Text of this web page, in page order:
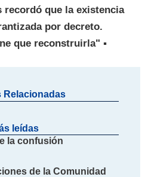
recordó que la existencia
por decreto.
que reconstruirla" ▪
Relacionadas
leídas
la confusión
de la Comunidad